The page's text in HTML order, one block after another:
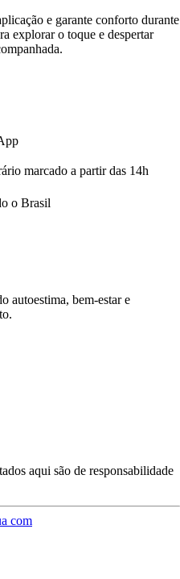
e garante conforto durante
explorar o toque e despertar
marcado a partir das 14h
o Brasil
autoestima, bem-estar e
aqui são de responsabilidade
com